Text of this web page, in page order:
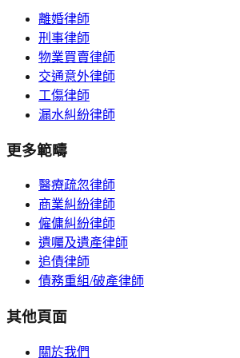
離婚律師
刑事律師
物業買賣律師
交通意外律師
工傷律師
漏水糾紛律師
更多範疇
醫療疏忽律師
商業糾紛律師
僱傭糾紛律師
遺囑及遺產律師
追債律師
債務重組/破產律師
其他頁面
關於我們